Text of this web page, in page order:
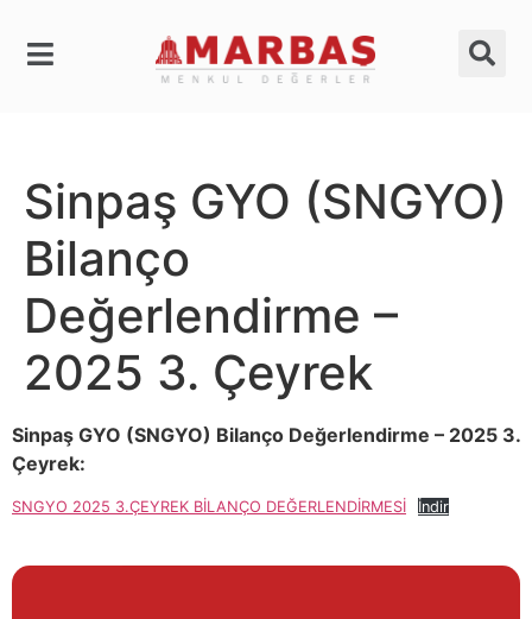
Sinpaş GYO (SNGYO)
Bilanço
Değerlendirme –
2025 3. Çeyrek
Sinpaş GYO (SNGYO) Bilanço Değerlendirme – 2025 3.
Çeyrek:
SNGYO 2025 3.ÇEYREK BİLANÇO DEĞERLENDİRMESİ İndir